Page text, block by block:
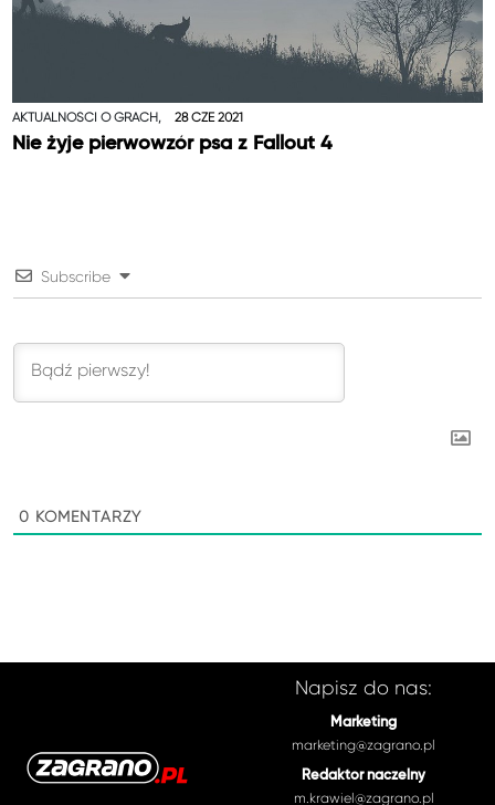
AKTUALNOŚCI O GRACH, 28 CZE 2021
Nie żyje pierwowzór psa z Fallout 4
Subscribe
0 KOMENTARZY
Napisz do nas:
Marketing
marketing@zagrano.pl
Redaktor naczelny
m.krawiel@zagrano.pl